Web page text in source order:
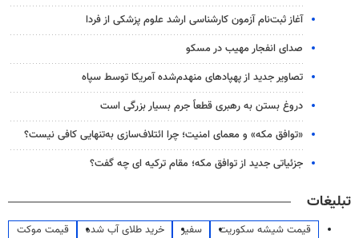
آغاز ثبت‌نام‌ آزمون کارشناسی ارشد علوم پزشکی از فردا
صدای انفجار مهیب در مسکو
تصاویر جدید از پهپادهای منهدم‌شده آمریکا توسط سپاه
دروغ بستن به رهبری قطعاً جرم بسیار بزرگی است
«توافق مکه» و معمای امنیت؛ چرا ائتلاف‌سازی به‌تنهایی کافی نیست؟
جزئیاتی جدید از توافق مکه؛ مقام ترکیه ای چه گفت؟
تبلیغات
قیمت شیشه سکوریت سفیر خرید طلای آب شده
قیمت موکت